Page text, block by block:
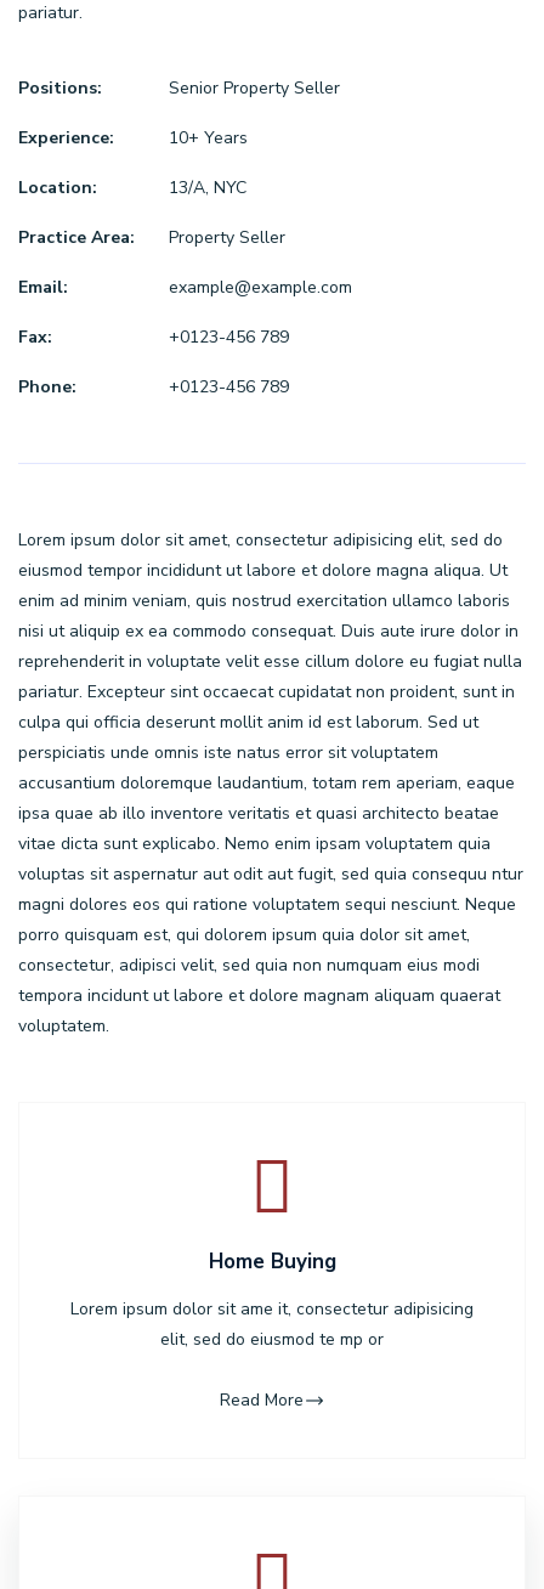
pariatur.
Positions: Senior Property Seller
Experience: 10+ Years
Location: 13/A, NYC
Practice Area: Property Seller
Email: example@example.com
Fax: +0123-456 789
Phone: +0123-456 789
Lorem ipsum dolor sit amet, consectetur adipisicing elit, sed do
eiusmod tempor incididunt ut labore et dolore magna aliqua. Ut
enim ad minim veniam, quis nostrud exercitation ullamco laboris
nisi ut aliquip ex ea commodo consequat. Duis aute irure dolor in
reprehenderit in voluptate velit esse cillum dolore eu fugiat nulla
pariatur. Excepteur sint occaecat cupidatat non proident, sunt in
culpa qui officia deserunt mollit anim id est laborum. Sed ut
perspiciatis unde omnis iste natus error sit voluptatem
accusantium doloremque laudantium, totam rem aperiam, eaque
ipsa quae ab illo inventore veritatis et quasi architecto beatae
vitae dicta sunt explicabo. Nemo enim ipsam voluptatem quia
voluptas sit aspernatur aut odit aut fugit, sed quia consequu ntur
magni dolores eos qui ratione voluptatem sequi nesciunt. Neque
porro quisquam est, qui dolorem ipsum quia dolor sit amet,
consectetur, adipisci velit, sed quia non numquam eius modi
tempora incidunt ut labore et dolore magnam aliquam quaerat
voluptatem.
Home Buying
Lorem ipsum dolor sit ame it, consectetur adipisicing
elit, sed do eiusmod te mp or
Read More